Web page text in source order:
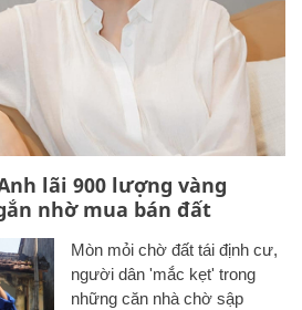
lãi 900 lượng vàng
nhờ mua bán đất
Mòn mỏi chờ đất tái định cư,
người dân 'mắc kẹt' trong
những căn nhà chờ sập